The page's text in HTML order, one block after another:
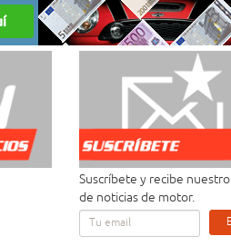
Suscríbete y recibe
de noticias de motor.